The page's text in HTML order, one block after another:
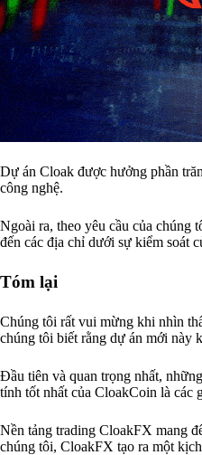
Dự án Cloak được hưởng phần
công nghệ.
Ngoài ra, theo yêu cầu của chúng
đến các địa chỉ dưới sự kiểm soát
Tóm lại
Chúng tôi rất vui mừng khi nhìn
chúng tôi biết rằng dự án mới này
Đầu tiên và quan trọng nhất,
tính tốt nhất của CloakCoin là các
Nền tảng trading CloakFX mang
chúng tôi, CloakFX tạo ra một